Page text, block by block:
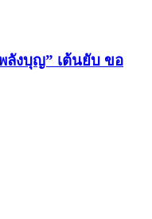
ลังบุญ” เต้นยับ ขอ